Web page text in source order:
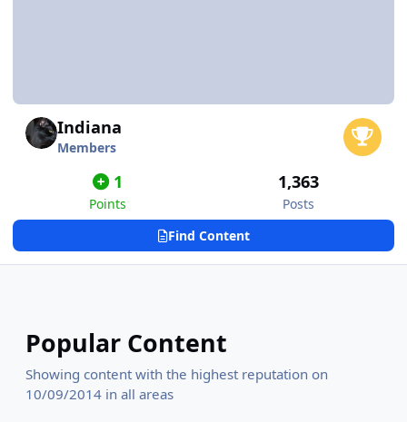
Indiana
Members
1
Points
1,363
Posts
Find Content
Popular Content
Showing content with the highest reputation on
10/09/2014 in all areas